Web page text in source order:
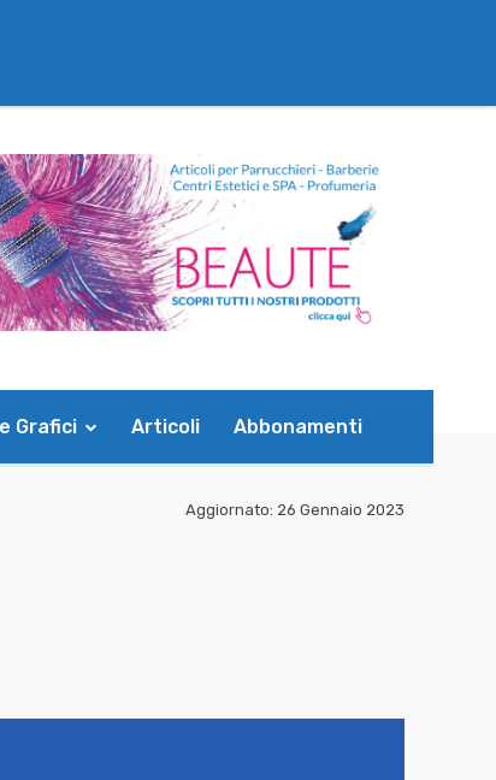
Grafici Articoli Abbonamenti
Aggiornato: 26 Gennaio 2023